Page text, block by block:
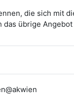
die sich mit
übrige